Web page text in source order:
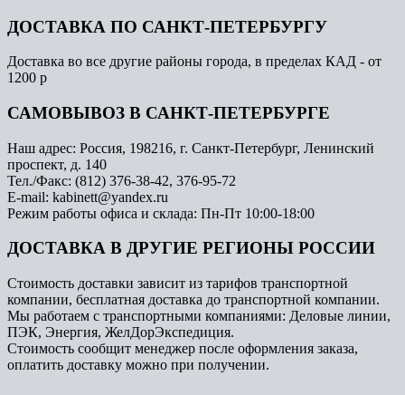
ДОСТАВКА ПО САНКТ-ПЕТЕРБУРГУ
Доставка во все другие районы города, в пределах КАД - от
1200 р
САМОВЫВОЗ В САНКТ-ПЕТЕРБУРГЕ
Наш адрес: Россия, 198216, г. Санкт-Петербург, Ленинский
проспект, д. 140
Тел./Факс: (812) 376-38-42, 376-95-72
E-mail: kabinett@yandex.ru
Режим работы офиса и склада: Пн-Пт 10:00-18:00
ДОСТАВКА В ДРУГИЕ РЕГИОНЫ РОССИИ
Стоимость доставки зависит из тарифов транспортной
компании, бесплатная доставка до транспортной компании.
Мы работаем с транспортными компаниями: Деловые линии,
ПЭК, Энергия, ЖелДорЭкспедиция.
Стоимость сообщит менеджер после оформления заказа,
оплатить доставку можно при получении.